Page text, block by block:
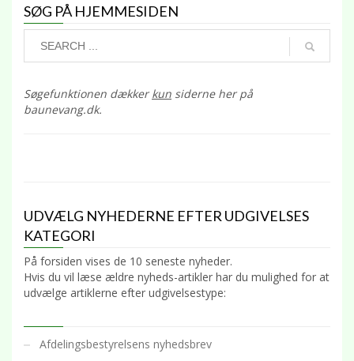
SØG PÅ HJEMMESIDEN
Søgefunktionen dækkerkun siderne her på
baunevang.dk.
UDVÆLG NYHEDERNE EFTER UDGIVELSES
KATEGORI
På forsiden vises de 10 seneste nyheder.
Hvis du vil læse ældre nyheds-artikler har du mulighed for at
udvælge artiklerne efter udgivelsestype:
Afdelingsbestyrelsens nyhedsbrev